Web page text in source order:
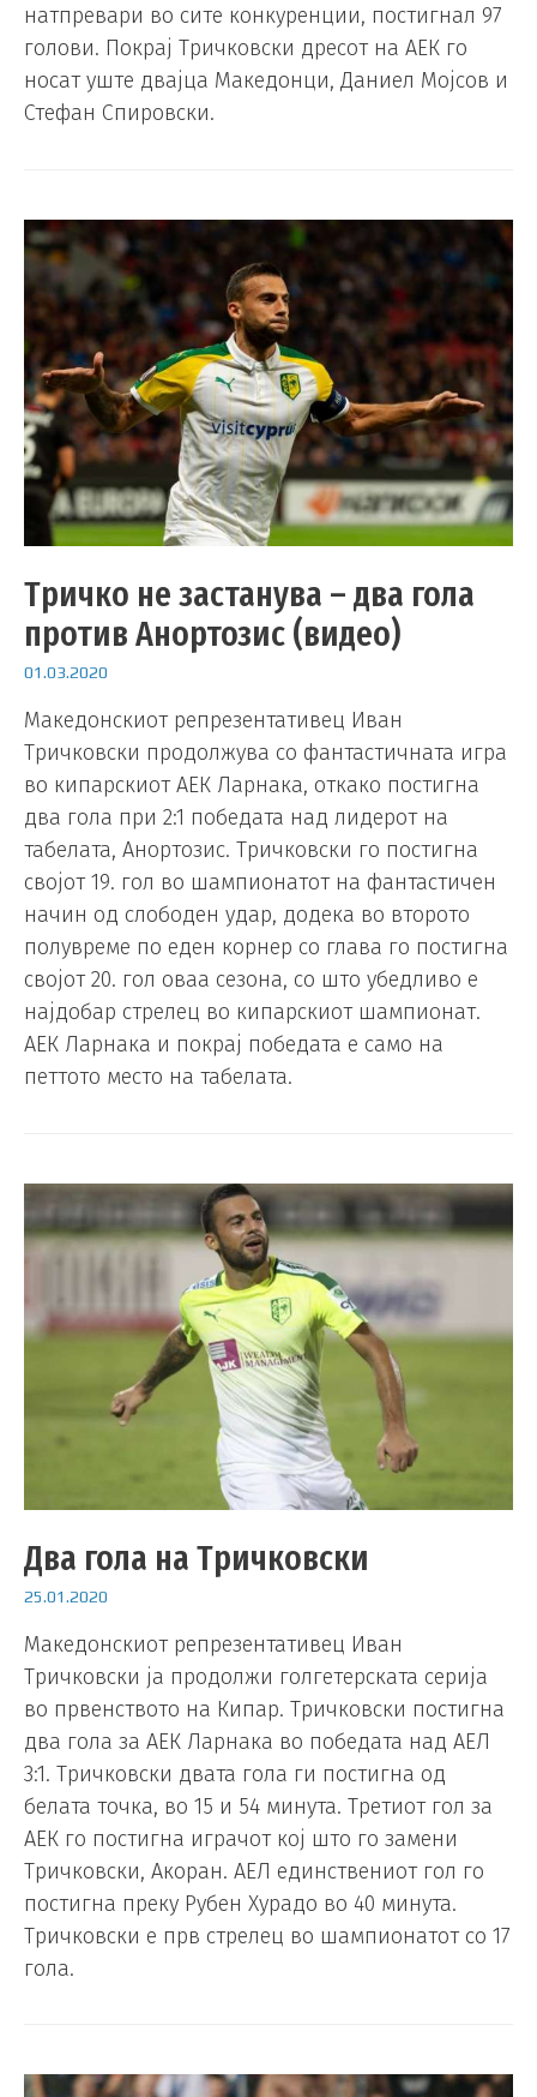
натпревари во сите конкуренции, постигнал 97
голови. Покрај Тричковски дресот на АЕК го
носат уште двајца Македонци, Даниел Мојсов и
Стефан Спировски.
Тричко не застанува – два гола
против Анортозис (видео)
01.03.2020
Македонскиот репрезентативец Иван
Тричковски продолжува со фантастичната игра
во кипарскиот АЕК Ларнака, откако постигна
два гола при 2:1 победата над лидерот на
табелата, Анортозис. Тричковски го постигна
својот 19. гол во шампионатот на фантастичен
начин од слободен удар, додека во второто
полувреме по еден корнер со глава го постигна
својот 20. гол оваа сезона, со што убедливо е
најдобар стрелец во кипарскиот шампионат.
АЕК Ларнака и покрај победата е само на
петтото место на табелата.
Два гола на Тричковски
25.01.2020
Македонскиот репрезентативец Иван
Тричковски ја продолжи голгетерската серија
во првенството на Кипар. Тричковски постигна
два гола за АЕК Ларнака во победата над АЕЛ
3:1. Тричковски двата гола ги постигна од
белата точка, во 15 и 54 минута. Третиот гол за
АЕК го постигна играчот кој што го замени
Тричковски, Акоран. АЕЛ единствениот гол го
постигна преку Рубен Хурадо во 40 минута.
Тричковски е прв стрелец во шампионатот со 17
гола.